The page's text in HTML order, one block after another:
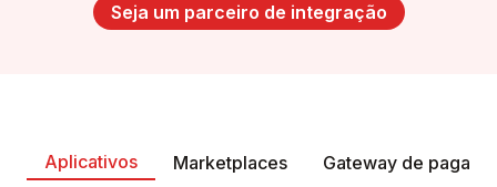
Seja um parceiro de integração
Aplicativos Marketplaces Gateway de